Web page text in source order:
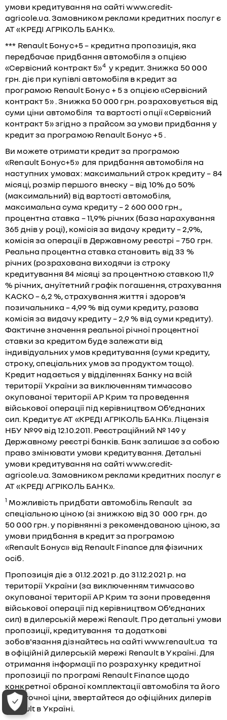
умови кредитування на сайті www.credit-
agricole.ua. Замовником реклами кредитних послуг є
АТ «КРЕДІ АГРІКОЛЬ БАНК».
*** Renault Бонус+5 – кредитна пропозиція, яка
передбачає придбання автомобіля з опцією
«Сервісний контракт 5»4у кредит. Знижка 50 000
грн. діє при купівлі автомобіля в кредит за
програмою Renault Бонус + 5 з опцією «Сервісний
контракт 5» . Знижка 50 000 грн. розраховується від
суми ціни автомобіля та вартості опції «Сервісний
контракт 5» згідно з прайсом за умови придбання у
кредит за програмою Renault Бонус +5 .
Ви можете отримати кредит за програмою
«Renault Бонус+5» для придбання автомобіля на
наступних умовах: максимальний строк кредиту – 84
місяці, розмір першого внеску – від 10% до 50%
(максимальний) від вартості автомобіля,
максимальна сума кредиту – 2 600 000 грн.,
процентна ставка – 11,9% річних (база нарахування
365 днів у році), комісія за видачу кредиту – 2,9%,
комісія за операції в Державному реєстрі – 750 грн.
Реальна процентна ставка становить від 33 %
річних (розрахована виходячи із строку
кредитування 84 місяці за процентною ставкою 11,9
% річних, ануїтетний графік погашення, страхування
КАСКО – 6,2 %, страхування життя і здоров’я
позичальника – 4,99 % від суми кредиту, разова
комісія за видачу кредиту – 2,9 % від суми кредиту).
Фактичне значення реальної річної процентної
ставки за кредитом буде залежати від
індивідуальних умов кредитування (суми кредиту,
строку, спеціальних умов за продуктом тощо).
Кредит надається у відділеннях Банку на всій
території України за виключенням тимчасово
окупованої території АР Крим та проведення
військової операції під керівництвом Об’єднаних
сил. Кредитує АТ «КРЕДІ АГРІКОЛЬ БАНК». Ліцензія
НБУ №99 від 12.10.2011. Реєстраційний № 149 у
Державному реєстрі банків. Банк залишає за собою
право змінювати умови кредитування. Детальні
умови кредитування на сайті www.credit-
agricole.ua. Замовником реклами кредитних послуг є
АТ «КРЕДІ АГРІКОЛЬ БАНК».
1 Можливість придбати автомобіль Renault за
спеціальною ціною (зі знижкою від 30 000 грн. до
50 000 грн. у порівнянні з рекомендованою ціною, за
умови придбання в кредит за програмою
«Renault Бонус» від Renault Finance для фізичних
осіб.
Пропозиція діє з 01.12.2021 р. до 31.12.2021 р. на
території України (за виключенням тимчасово
окупованої території АР Крим та зони проведення
військової операції під керівництвом Об’єднаних
сил) в дилерській мережі Renault. Про детальні умови
пропозиції, кредитування та додаткові
зобов'язання дізнайтесь на сайтіwww.renault.ua та
в офіційній дилерській мережі Renault в Україні. Для
отримання інформації по розрахунку кредитної
пропозиції по програмі Renault Finance щодо
конкретної обраної комплектації автомобіля та його
остаточної ціни, звертайтеся до офіційних дилерів
Renault в Україні.